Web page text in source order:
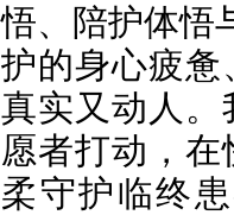
悟、陪护体悟
护的身心疲
真实又动人
愿者打动，
柔守护临终